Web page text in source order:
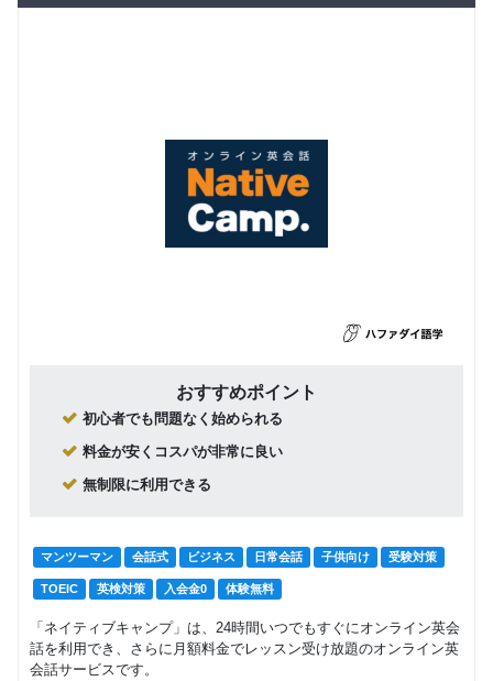
おすすめポイント
初心者でも問題なく始められる
料金が安くコスパが非常に良い
無制限に利用できる
マンツーマン 会話式 ビジネス 日常会話 子供向け 受験対策
TOEIC 英検対策 入会金0 体験無料
「ネイティブキャンプ」は、24時間いつでもすぐにオンライン英会
話を利用でき、さらに月額料金でレッスン受け放題のオンライン英
会話サービスです。